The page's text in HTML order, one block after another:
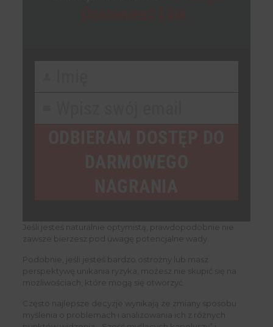
Jeśli jesteś naturalnie optymistą, prawdopodobnie nie
zawsze bierzesz pod uwagę potencjalne wady.
Podobnie, jeśli jesteś bardzo ostrożny lub masz
perspektywę unikania ryzyka, możesz nie skupić się na
możliwościach, które mogą się otworzyć.
Często najlepsze decyzje wynikają ze zmiany sposobu
myślenia o problemach i analizowania ich z różnych